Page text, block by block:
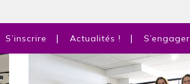
S’inscrire Actualités ! S’engager